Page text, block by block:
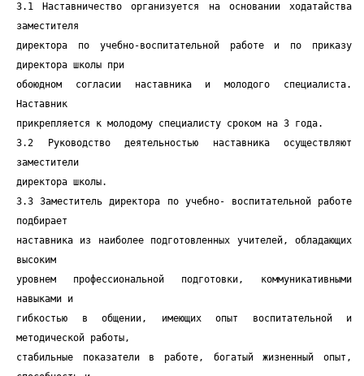
3.1 Наставничество организуется на основании ходатайства
заместителя
директора по учебно-воспитательной работе и по приказу
директора школы при
обоюдном согласии наставника и молодого специалиста.
Наставник
прикрепляется к молодому специалисту сроком на 3 года.
3.2 Руководство деятельностью наставника осуществляют
заместители
директора школы.
3.3 Заместитель директора по учебно- воспитательной работе
подбирает
наставника из наиболее подготовленных учителей, обладающих
высоким
уровнем профессиональной подготовки, коммуникативными
навыками и
гибкостью в общении, имеющих опыт воспитательной и
методической работы,
стабильные показатели в работе, богатый жизненный опыт,